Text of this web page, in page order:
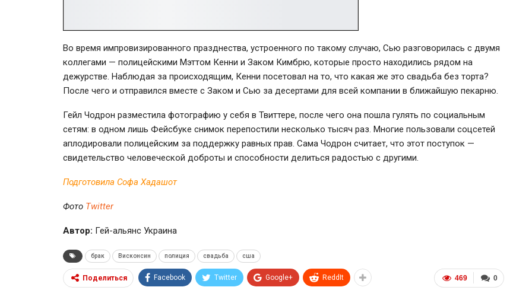
Во время импровизированного празднества, устроенного по такому случаю, Сью разговорилась с двумя
коллегами — полицейскими Мэттом Кенни и Заком Кимбрю, которые просто находились рядом на
дежурстве. Наблюдая за происходящим, Кенни посетовал на то, что какая же это свадьба без торта?
После чего и отправился вместе с Заком и Сью за десертами для всей компании в ближайшую пекарню.
Гейл Чодрон разместила фотографию у себя в Твиттере, после чего она пошла гулять по социальным
сетям: в одном лишь Фейсбуке снимок перепостили несколько тысяч раз. Многие пользовали соцсетей
аплодировали полицейским за поддержку равных прав. Сама Чодрон считает, что этот поступок —
свидетельство человеческой доброты и способности делиться радостью с другими.
Подготовила Софа Хадашот
Фото Twitter
Автор: Гей-альянс Украина
брак Висконсин полиция свадьба сша
0
469
Поделиться Facebook Twitter Google+ ReddIt